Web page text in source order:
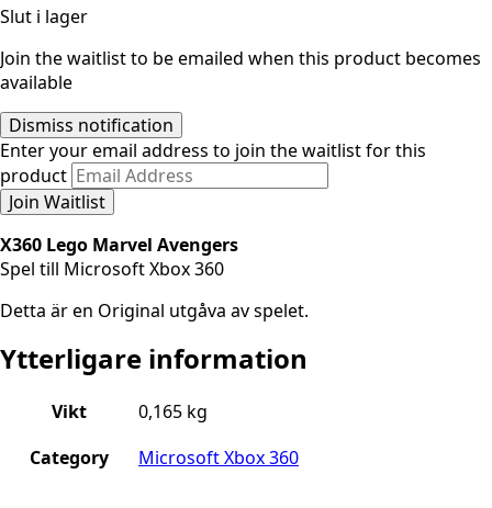
Slut i lager
Join the waitlist to be emailed when this product becomes
available
Dismiss notification
Enter your email address to join the waitlist for this
product
Join Waitlist
X360 Lego Marvel Avengers
Spel till Microsoft Xbox 360
Detta är en Original utgåva av spelet.
Ytterligare information
Vikt
0,165 kg
Category
Microsoft Xbox 360